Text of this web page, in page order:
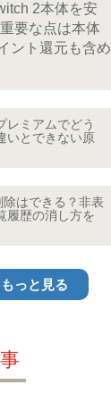
2本体を安
要な点は本体
ント還元も含め
レミアムでどう
いとできない原
はできる？非表
履歴の消し方を
っと見る